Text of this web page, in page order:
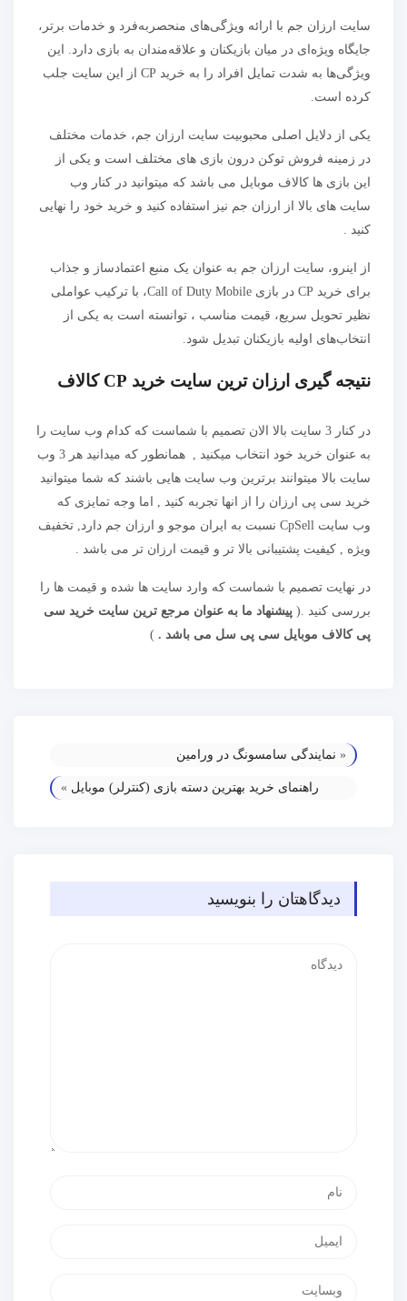
سایت ارزان جم با ارائه ویژگی‌های منحصربه‌فرد و خدمات برتر،
جایگاه ویژه‌ای در میان بازیکنان و علاقه‌مندان به بازی دارد. این
ویژگی‌ها به شدت تمایل افراد را به خرید CP از این سایت جلب
کرده است.
یکی از دلایل اصلی محبوبیت سایت ارزان جم، خدمات مختلف
در زمینه فروش توکن درون بازی های مختلف است و یکی از
این بازی ها کالاف موبایل می باشد که میتوانید در کنار وب
سایت های بالا از ارزان جم نیز استفاده کنید و خرید خود را نهایی
کنید .
از اینرو، سایت ارزان جم به عنوان یک منبع اعتمادساز و جذاب
برای خرید CP در بازی Call of Duty Mobile، با ترکیب عواملی
نظیر تحویل سریع، قیمت مناسب ، توانسته است به یکی از
انتخاب‌های اولیه بازیکنان تبدیل شود.
نتیجه گیری ارزان ترین سایت خرید CP کالاف
در کنار 3 سایت بالا الان تصمیم با شماست که کدام وب سایت را
به عنوان خرید خود انتخاب میکنید , همانطور که میدانید هر 3 وب
سایت بالا میتوانند برترین وب سایت هایی باشند که شما میتوانید
خرید سی پی ارزان را از انها تجربه کنید , اما وجه تمایزی که
وب سایت CpSell نسبت به ایران موجو و ارزان جم دارد, تخفیف
ویژه , کیفیت پشتیبانی بالا تر و قیمت ارزان تر می باشد .
در نهایت تصمیم با شماست که وارد سایت ها شده و قیمت ها را
بررسی کنید .( پیشنهاد ما به عنوان مرجع ترین سایت خرید سی
پی کالاف موبایل سی پی سل می باشد . )
« نمایندگی سامسونگ در ورامین
راهنمای خرید بهترین دسته بازی (کنترلر) موبایل »
دیدگاهتان را بنویسید